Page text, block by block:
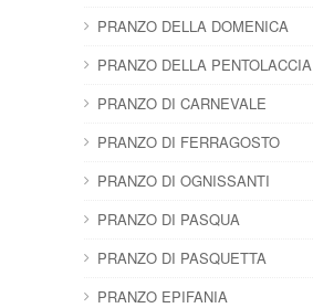
PRANZO DELLA DOMENICA
PRANZO DELLA PENTOLACCIA
PRANZO DI CARNEVALE
PRANZO DI FERRAGOSTO
PRANZO DI OGNISSANTI
PRANZO DI PASQUA
PRANZO DI PASQUETTA
PRANZO EPIFANIA